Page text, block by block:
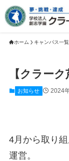
ホーム キャンパス一覧
【クラー
お知らせ 2024
4月から取り
運営。